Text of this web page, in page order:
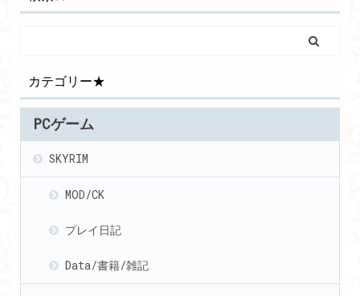
カテゴリー★
PCゲーム
SKYRIM
MOD/CK
プレイ日記
Data/書籍/雑記